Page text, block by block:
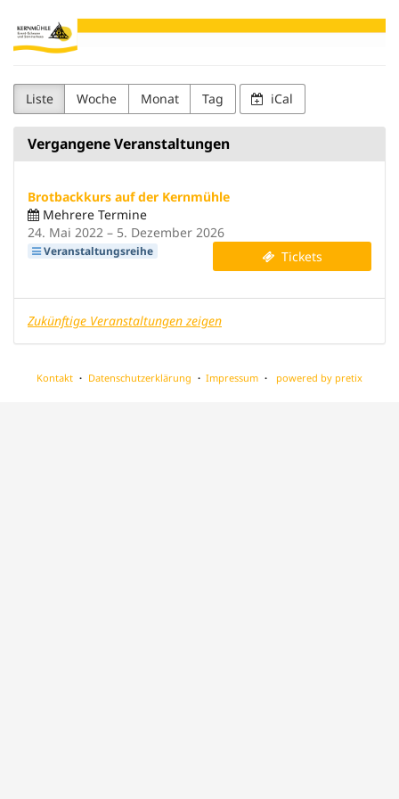
Haupt-
Inhalt
Seminarhaus
Kernmühle
Liste Woche Monat Tag iCal
Vergangene Veranstaltungen
Brotbackkurs auf der Kernmühle
Mehrere Termine
24. Mai 2022 –bis5. Dezember 2026
Veranstaltungsreihe Tickets
Zukünftige Veranstaltungen zeigen
Kontakt Datenschutzerklärung Impressum powered by pretix